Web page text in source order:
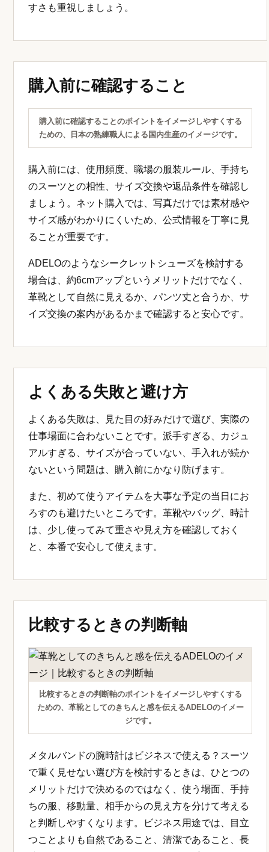
シーン別に使い分けるのポイントをイメージしやすくする
ートです。
られるきちんと感が変わります。堅い場面では黒や
シンプルなデザインを優先し、ビジネスカジュアル
では少し柔らかい印象のアイテムも使えます。
「一つで全部に対応したい」と考える場合は、最も
段使いを重視するなら、歩きやすさや手入れのしや
すさも重視しましょう。
購入前に確認することのポイントをイメージしやすくする
購入前には、使用頻度、職場の服装ルール、手持ち
のスーツとの相性、サイズ交換や返品条件を確認し
ましょう。ネット購入では、写真だけでは素材感や
サイズ感がわかりにくいため、公式情報を丁寧に見
ることが重要です。
ADELOのようなシークレットシューズを検討する
場合は、約6cmアップというメリットだけでなく、
よくある失敗と避け方
よくある失敗は、見た目の好みだけで選び、実際の
仕事場面に合わないことです。派手すぎる、カジュ
アルすぎる、サイズが合っていない、手入れが続か
また、初めて使うアイテムを大事な予定の当日にお
ろすのも避けたいところです。革靴やバッグ、時計
は、少し使ってみて重さや見え方を確認しておく
と、本番で安心して使えます。